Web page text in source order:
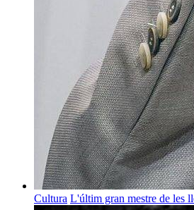
Cultura L'últim gran mestre de les